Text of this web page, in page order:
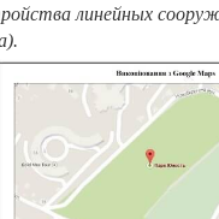
линейных